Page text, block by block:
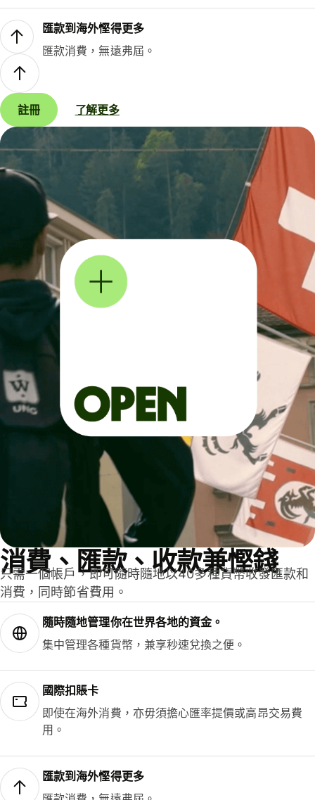
匯款到海外慳得更多
匯款消費，無遠弗屆。
註冊 了解更多
消費、匯款、收款兼慳錢
只需一個帳戶，即可隨時隨地以40多種貨幣收發匯款和
消費，同時節省費用。
隨時隨地管理你在世界各地的資金。
集中管理各種貨幣，兼享秒速兌換之便。
國際扣賬卡
即使在海外消費，亦毋須擔心匯率提價或高昂交易費
用。
匯款到海外慳得更多